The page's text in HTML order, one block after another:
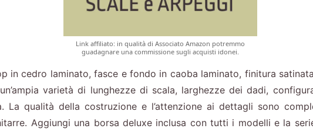
Link affiliato: in qualità di Associato Amazon potremmo
guadagnare una commissione sugli acquisti idonei.
in cedro laminato, fasce e fondo in caoba laminato, finitura
varietà di lunghezze di scala, larghezze dei dadi,
qualità della costruzione e l’attenzione ai dettagli sono
Aggiungi una borsa deluxe inclusa con tutti i modelli e la